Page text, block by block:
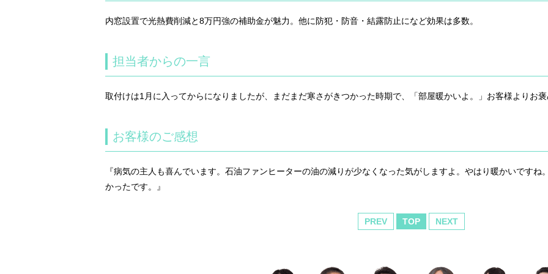
内窓設置で光熱費削減と8万円強の補助金が魅力。他に防犯・防音・結露防止になど効果は多数。
担当者からの一言
取付けは1月に入ってからになりましたが、まだまだ寒さがきつかった時期で、「部屋暖かいよ。」お客様よりお
お客様のご感想
『病気の主人も喜んでいます。石油ファンヒーターの油の減りが少なくなった気がしますよ。やはり暖かいです
かったです。』
PREV TOP NEXT